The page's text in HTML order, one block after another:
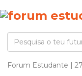
Forum Estudante |